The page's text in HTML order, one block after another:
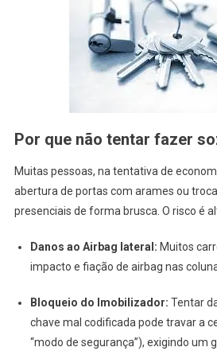
Por que não tentar fazer
Muitas pessoas, na tentativa de
abertura de portas com arames ou
presenciais de forma brusca. O risco é
Danos ao Airbag lateral: Muitos
impacto e fiação de airbag nas
Bloqueio do Imobilizador: Tentar
chave mal codificada pode travar a
“modo de segurança”), exigindo um